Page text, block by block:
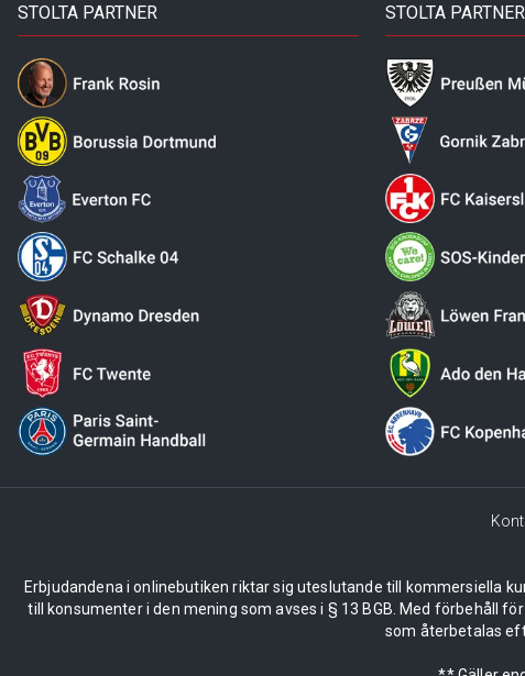
STOLTA PARTNER STOLTA PARTNER
Erbjudandena i onlinebutiken riktar sig uteslutande till kommersiella
till konsumenter i den mening som avses i § 13 BGB. Med förbehåll
som återbetalas